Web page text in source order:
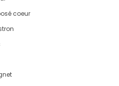
coeur